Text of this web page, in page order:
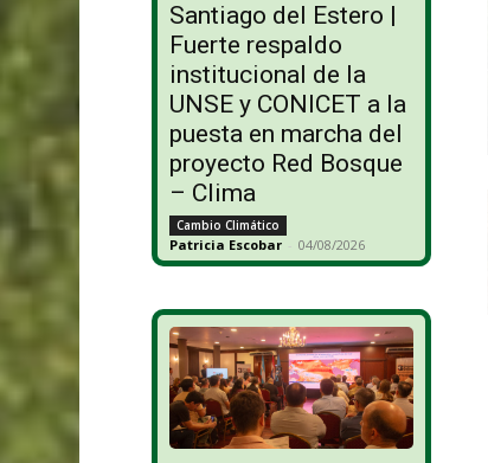
Santiago del Estero |
Fuerte respaldo
institucional de la
UNSE y CONICET a la
puesta en marcha del
proyecto Red Bosque
– Clima
Cambio Climático
Patricia Escobar - 04/08/2026